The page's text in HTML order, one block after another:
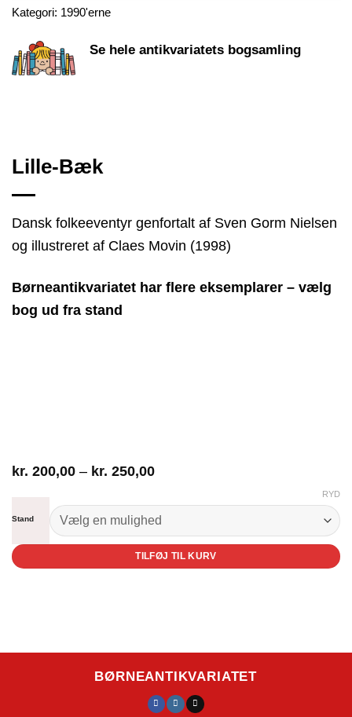
Kategori: 1990'erne
Se hele antikvariatets bogsamling
Lille-Bæk
Dansk folkeeventyr genfortalt af Sven Gorm Nielsen
og illustreret af Claes Movin (1998)
Børneantikvariatet har flere eksemplarer – vælg
bog ud fra stand
kr. 200,00 – kr. 250,00Prisinterval:
kr. 250,00
Stand
RYD
TILFØJ TIL KURV
BØRNEANTIKVARIATET